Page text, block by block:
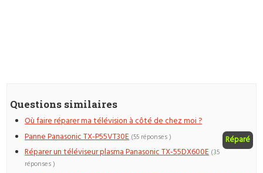
Questions similaires
Où faire réparer ma télévision à côté de chez moi ?
Panne Panasonic TX-P55VT30E
Réparé
(55 réponses )
Réparer un téléviseur plasma Panasonic TX-55DX600E (35
réponses )